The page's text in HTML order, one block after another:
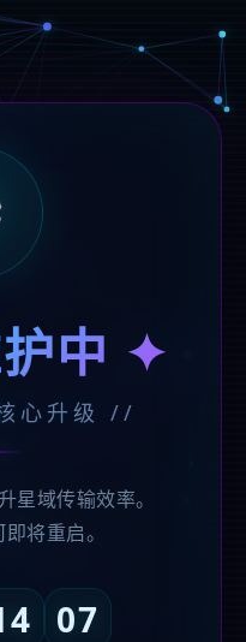
中 ✦
心升级 //
星域传输效率。
将重启。
07